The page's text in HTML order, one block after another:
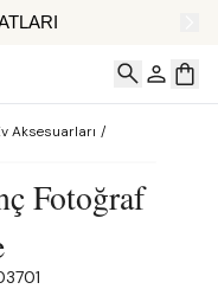
Aksesuarları /
Fotoğraf